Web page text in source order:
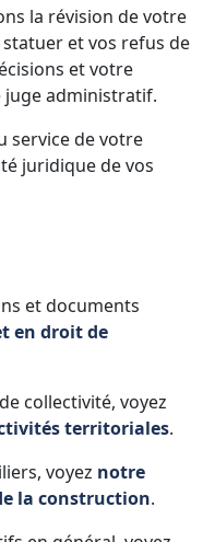
la révision de votre
et vos refus de
et votre
administratif.
service de votre
juridique de vos
et documents
en droit de
collectivité, voyez
territoriales.
voyez notre
la construction.